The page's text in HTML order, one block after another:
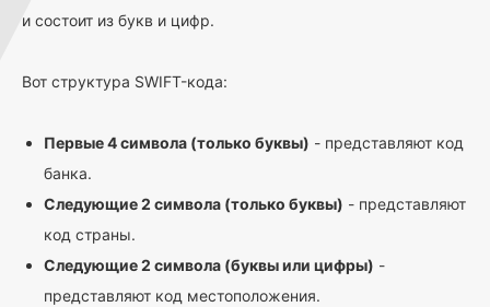
и состоит из букв и цифр.
Вот структура SWIFT-кода:
Первые 4 символа (только буквы) - представляют код
банка.
Следующие 2 символа (только буквы) - представляют
код страны.
Следующие 2 символа (буквы или цифры) -
представляют код местоположения.